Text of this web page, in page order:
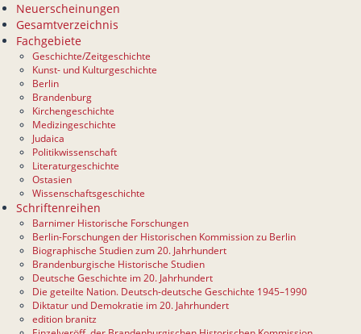
Neuerscheinungen
Gesamtverzeichnis
Fachgebiete
Geschichte/Zeitgeschichte
Kunst- und Kulturgeschichte
Berlin
Brandenburg
Kirchengeschichte
Medizingeschichte
Judaica
Politikwissenschaft
Literaturgeschichte
Ostasien
Wissenschaftsgeschichte
Schriftenreihen
Barnimer Historische Forschungen
Berlin-Forschungen der Historischen Kommission zu Berlin
Biographische Studien zum 20. Jahrhundert
Brandenburgische Historische Studien
Deutsche Geschichte im 20. Jahrhundert
Die geteilte Nation. Deutsch-deutsche Geschichte 1945–1990
Diktatur und Demokratie im 20. Jahrhundert
edition branitz